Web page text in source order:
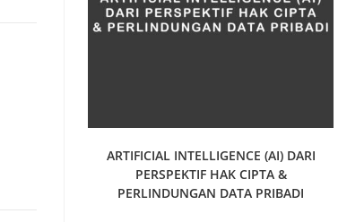
ARTIFICIAL INTELLIGENCE (AI) DARI
PERSPEKTIF HAK CIPTA &
PERLINDUNGAN DATA PRIBADI